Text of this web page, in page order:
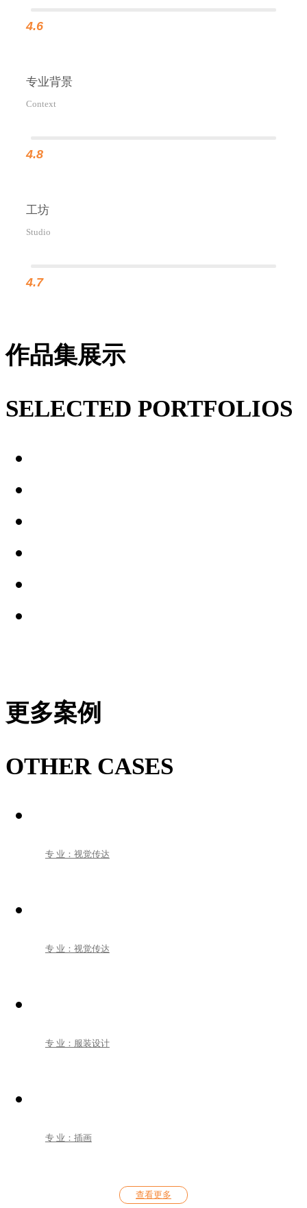
4.6
专业背景
Context
4.8
工坊
Studio
4.7
作品集展示
SELECTED PORTFOLIOS
更多案例
OTHER CASES
专 业：视觉传达
专 业：视觉传达
专 业：服装设计
专 业：插画
查看更多